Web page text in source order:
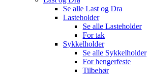
Se alle Last og Dra
Lasteholder
Se alle Lasteholder
For tak
Sykkelholder
Se alle Sykkelholder
For hengerfeste
Tilbehør